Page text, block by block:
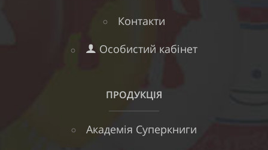
Контакти
Особистий кабінет
ПРОДУКЦІЯ
Академія Суперкниги